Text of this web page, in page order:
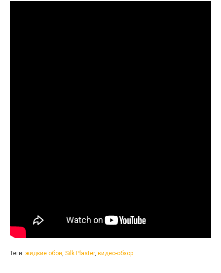
Теги: жидкие обои, Silk Plaster, видео-обзор